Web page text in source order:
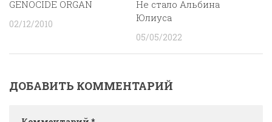
GENOCIDE ORGAN
02/12/2010
Не стало Альбина
Юлиуса
05/05/2022
ДОБАВИТЬ КОММЕНТАРИЙ